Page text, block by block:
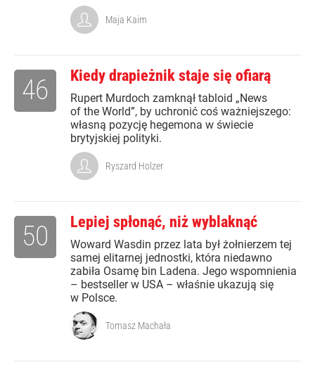
Maja Kaim
Kiedy drapieżnik staje się ofiarą
Rupert Murdoch zamknął tabloid „News
of the World”, by uchronić coś ważniejszego:
własną pozycję hegemona w świecie
brytyjskiej polityki.
46
Ryszard Holzer
Lepiej spłonąć, niż wyblaknąć
Woward Wasdin przez lata był żołnierzem tej
samej elitarnej jednostki, która niedawno
zabiła Osamę bin Ladena. Jego wspomnienia
– bestseller w USA – właśnie ukazują się
w Polsce.
50
Tomasz Machała